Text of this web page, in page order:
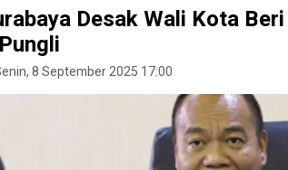
Desak Wali Kota
8 September 2025 17:00